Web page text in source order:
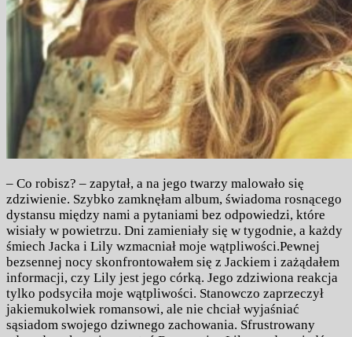
– Co robisz? – zapytał, a na jego twarzy malowało się
zdziwienie. Szybko zamknęłam album, świadoma rosnącego
dystansu między nami a pytaniami bez odpowiedzi, które
wisiały w powietrzu. Dni zamieniały się w tygodnie, a każdy
śmiech Jacka i Lily wzmacniał moje wątpliwości.Pewnej
bezsennej nocy skonfrontowałem się z Jackiem i zażądałem
informacji, czy Lily jest jego córką. Jego zdziwiona reakcja
tylko podsyciła moje wątpliwości. Stanowczo zaprzeczył
jakiemukolwiek romansowi, ale nie chciał wyjaśniać
sąsiadom swojego dziwnego zachowania. Sfrustrowany